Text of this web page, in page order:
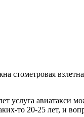
стометровая
услуга
то 20-25 лет, и